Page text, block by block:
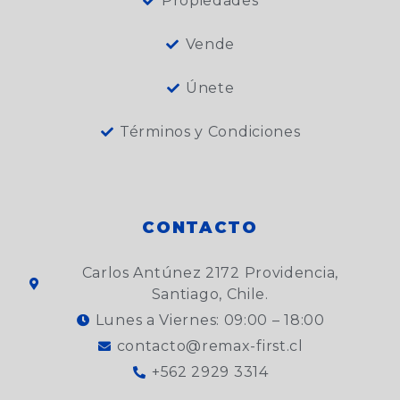
Vende
Únete
Términos y Condiciones
CONTACTO
Carlos Antúnez 2172 Providencia,
Santiago, Chile.
Lunes a Viernes: 09:00 – 18:00
contacto@remax-first.cl
+562 2929 3314